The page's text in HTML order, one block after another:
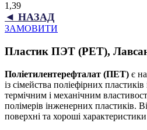
1,39
◄ НАЗАД
ЗАМОВИТИ
Пластик ПЭТ (PET),
Поліетилентерефталат (ПЕТ) є
із сімейства поліефірних
термічним і механічним
полімерів інженерних пластиків.
поверхні та хороші